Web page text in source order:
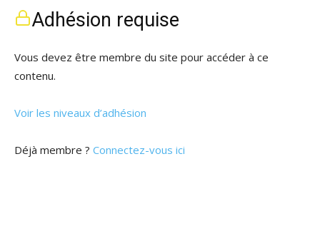
Adhésion requise
Vous devez être membre du site pour accéder à ce
contenu.
Voir les niveaux d’adhésion
Déjà membre ? Connectez-vous ici